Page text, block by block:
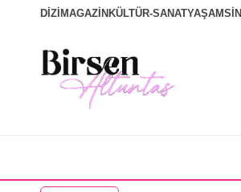
DİZİ MAGAZİN KÜLTÜR-SANATYAŞAM